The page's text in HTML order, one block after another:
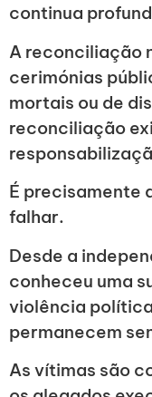
continua
A reconciliação
cerimónias
mortais ou de
reconciliação
É precisamente
falhar.
Desde a
conheceu uma
violência
permanecem
As vítimas são